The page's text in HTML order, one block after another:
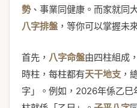
勢、事業同健康。而家就同
八字排盤 ，等你可以掌握未
首先， 八字命盤由四柱組成
時柱，每柱都有天干地支 ，
字」。例如，2026年係乙